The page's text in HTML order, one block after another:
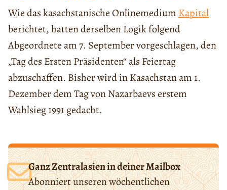
Wie das kasachstanische Onlinemedium Kapital
berichtet, hatten derselben Logik folgend
Abgeordnete am 7. September vorgeschlagen, den
„Tag des Ersten Präsidenten“ als Feiertag
abzuschaffen. Bisher wird in Kasachstan am 1.
Dezember dem Tag von Nazarbaevs erstem
Wahlsieg 1991 gedacht.
Ganz Zentralasien in deiner Mailbox
Abonniert unseren wöchentlichen